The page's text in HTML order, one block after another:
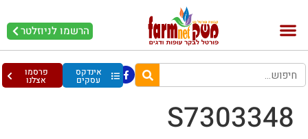
הרשמו לניוזלטר
אינדקס
עסקים
פרסמו
אצלנו
S7303348